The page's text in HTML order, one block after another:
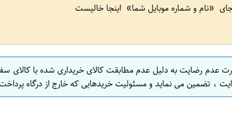
نام و شماره موبایل شما اینجا خالیست
عدم رضایت به دلیل عدم مطابقت کالای خریداری شده با
، تضمین می نماید و مسئولیت خریدهایی که خارج از درگاه